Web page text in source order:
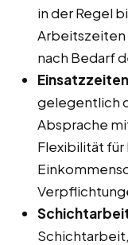
in der Regel
Arbeitszeiten
nach Bedarf
gelegentlich
Absprache
Flexibilität für